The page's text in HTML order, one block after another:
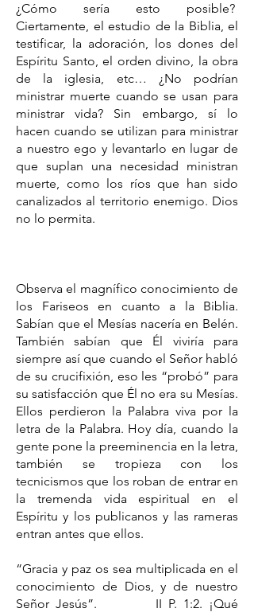
¿Cómo sería esto posible?
Ciertamente, el estudio de la Biblia, el
testificar, la adoración, los dones del
Espíritu Santo, el orden divino, la obra
de la iglesia, etc… ¿No podrían
ministrar muerte cuando se usan para
ministrar vida? Sin embargo, sí lo
hacen cuando se utilizan para ministrar
a nuestro ego y levantarlo en lugar de
que suplan una necesidad ministran
muerte, como los ríos que han sido
canalizados al territorio enemigo. Dios
no lo permita.
Observa el magnífico conocimiento de
los Fariseos en cuanto a la Biblia.
Sabían que el Mesías nacería en Belén.
También sabían que Él viviría para
siempre así que cuando el Señor habló
de su crucifixión, eso les “probó” para
su satisfacción que Él no era su Mesías.
Ellos perdieron la Palabra viva por la
letra de la Palabra. Hoy día, cuando la
gente pone la preeminencia en la letra,
también se tropieza con los
tecnicismos que los roban de entrar en
la tremenda vida espiritual en el
Espíritu y los publicanos y las rameras
entran antes que ellos.
“Gracia y paz os sea multiplicada en el
conocimiento de Dios, y de nuestro
Señor Jesús”. II P. 1:2. ¡Qué